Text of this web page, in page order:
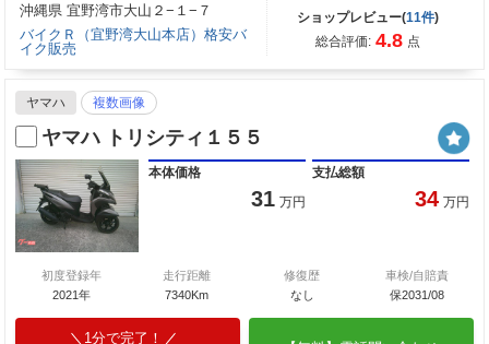
沖縄県 宜野湾市大山２−１−７
バイクＲ（宜野湾大山本店）格安バ
イク販売
ショップレビュー(11件)
総合評価: 4.8 点
ヤマハ 複数画像
ヤマハ トリシティ１５５
本体価格
31 万円
支払総額
34 万円
初度登録年
2021年
走行距離
7340Km
修復歴
なし
車検/自賠責
保2031/08
1分で完了！